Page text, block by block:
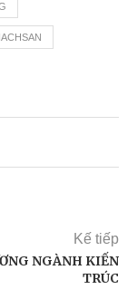
Kế tiếp
NGÀNH KIẾN
TRÚC